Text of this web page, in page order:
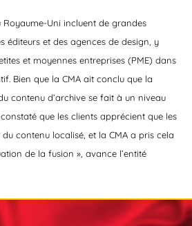
Royaume-Uni incluent de grandes
éditeurs et des agences de design, y
et moyennes entreprises (PME) dans
Bien que la CMA ait conclu que la
contenu d’archive se fait à un niveau
que les clients apprécient que les
contenu localisé, et la CMA a pris cela
de la fusion », avance l’entité